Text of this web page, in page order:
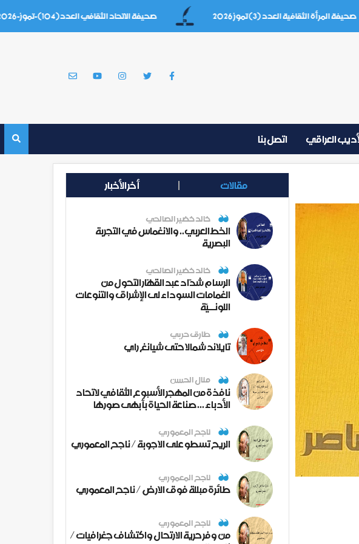
المرأة الثقافية العدد (3) تموز 2026 صحيفة الاتحاد الثقافي العدد(104)-تموز-2026
العراقي اتصل بنا
مقالات أخر الأخبار
خالد خضير الصالحي
الخط العربي.. والانغماس في التجربة
البصرية
خالد خضير الصالحي
الرسام شدّاد عبد القهّار التحول من
الغمامات السوداء لى الإشراق والتنوعات
اللونــيّة
طارق حربي
تايلاند شمالا حتى شيانغ راي
منال الحسن
نافذة من المهجر الأسبوع الثقافي لاتحاد
الأدباء ... صناعة الحياة بأبهى صورها
ناجح المعموري
الريح تسطو على الاجوبة / ناجح المعموري
ناجح المعموري
طائرة مبللة فوق الارض / ناجح المعموري
ناجح المعموري
من وفر حرية الارتحال واكتشاف جغرافيات /